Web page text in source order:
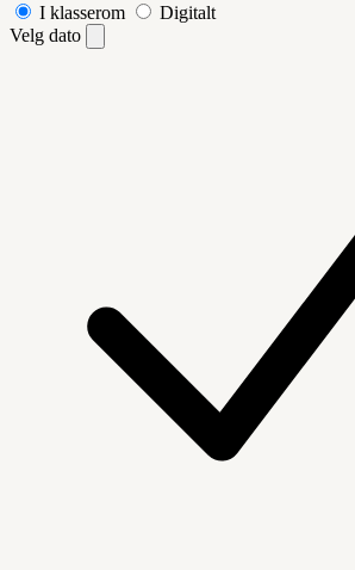
I klasserom
Digitalt
Velg dato